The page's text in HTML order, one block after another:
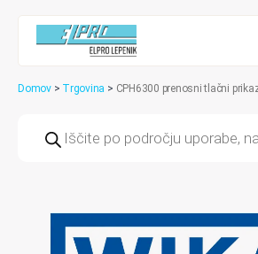
Domov > Trgovina > CPH6300 prenosni tlačni
search